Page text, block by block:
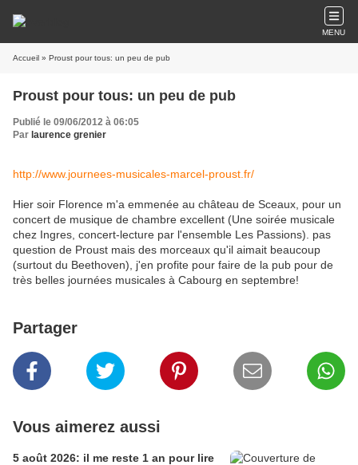
MENU
Accueil » Proust pour tous: un peu de pub
Proust pour tous: un peu de pub
Publié le 09/06/2012 à 06:05
Par laurence grenier
http://www.journees-musicales-marcel-proust.fr/
Hier soir Florence m'a emmenée au château de Sceaux, pour un
concert de musique de chambre excellent (Une soirée musicale
chez Ingres, concert-lecture par l'ensemble Les Passions). pas
question de Proust mais des morceaux qu'il aimait beaucoup
(surtout du Beethoven), j'en profite pour faire de la pub pour de
très belles journées musicales à Cabourg en septembre!
Partager
Vous aimerez aussi
5 août 2026: il me reste 1 an pour lire